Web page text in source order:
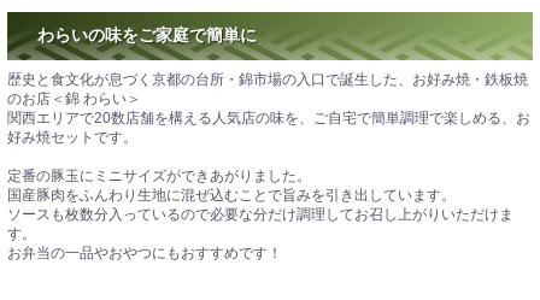
わらいの味をご家庭で簡単に
歴史と食文化が息づく京都の台所・錦市場の入口で誕生した、お好み焼・鉄板焼
のお店＜錦 わらい＞
関西エリアで20数店舗を構える人気店の味を、ご自宅で簡単調理で楽しめる、お
好み焼セットです。
定番の豚玉にミニサイズができあがりました。
国産豚肉をふんわり生地に混ぜ込むことで旨みを引き出しています。
ソースも枚数分入っているので必要な分だけ調理してお召し上がりいただけま
す。
お弁当の一品やおやつにもおすすめです！